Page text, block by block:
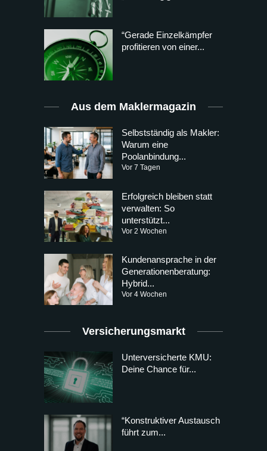
“Gerade Einzelkämpfer
profitieren von einer...
Aus dem Maklermagazin
Selbstständig als Makler:
Warum eine
Poolanbindung...
Vor 7 Tagen
Erfolgreich bleiben statt
verwalten: So
unterstützt...
Vor 2 Wochen
Kundenansprache in der
Generationenberatung:
Hybrid...
Vor 4 Wochen
Versicherungsmarkt
Unterversicherte KMU:
Deine Chance für...
“Konstruktiver Austausch
führt zum...